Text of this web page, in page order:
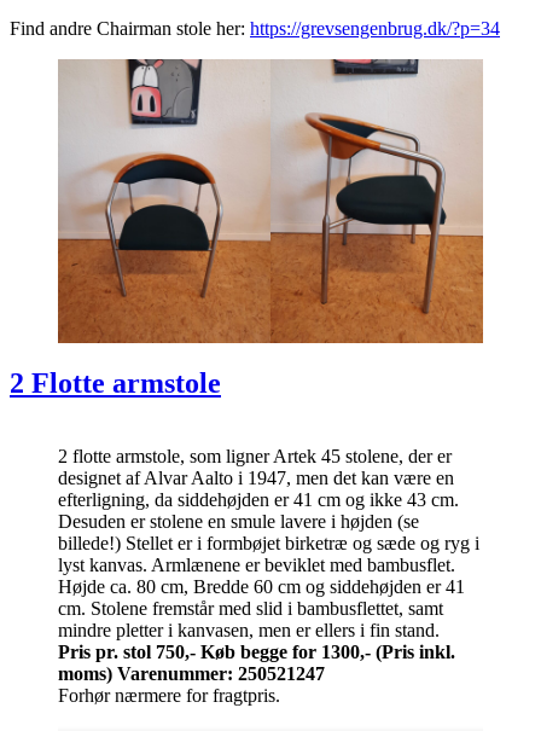
Find andre Chairman stole her: https://grevsengenbrug.dk/?p=34
2 Flotte armstole
2 flotte armstole, som ligner Artek 45 stolene, der er
designet af Alvar Aalto i 1947, men det kan være en
efterligning, da siddehøjden er 41 cm og ikke 43 cm.
Desuden er stolene en smule lavere i højden (se
billede!) Stellet er i formbøjet birketræ og sæde og ryg i
lyst kanvas. Armlænene er beviklet med bambusflet.
Højde ca. 80 cm, Bredde 60 cm og siddehøjden er 41
cm. Stolene fremstår med slid i bambusflettet, samt
mindre pletter i kanvasen, men er ellers i fin stand.
Pris pr. stol 750,- Køb begge for 1300,- (Pris inkl.
moms) Varenummer: 250521247
Forhør nærmere for fragtpris.